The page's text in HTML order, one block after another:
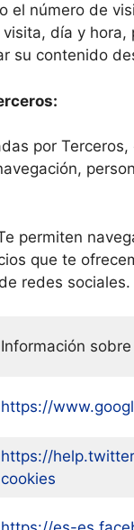
el número de
día y
su contenido
por
permiten
que te
redes sociales.
Información
https://
https://
cookies